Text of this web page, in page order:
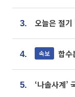
3. 오늘은 절
4. 속보 합수본
5.